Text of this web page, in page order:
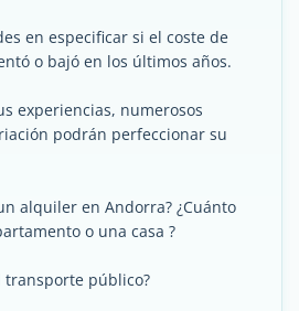
en especificar si el coste de
o bajó en los últimos años.
experiencias, numerosos
podrán perfeccionar su
alquiler en Andorra? ¿Cuánto
o una casa ?
transporte público?